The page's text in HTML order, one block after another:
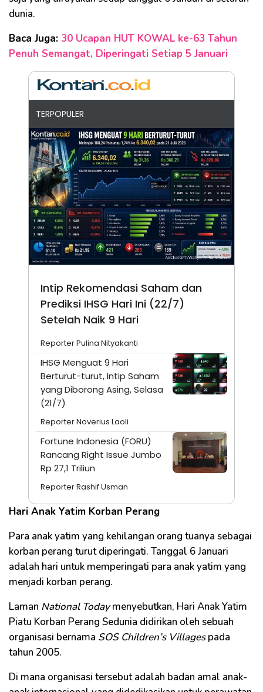
dunia.
Baca Juga: 30 Ucapan HUT KOWAL ke-63 Tahun
Penuh Semangat, Diperingati Setiap 5 Januari
TERPOPULER
Intip Rekomendasi Saham dan
Prediksi IHSG Hari Ini (22/7)
Setelah Naik 9 Hari
Reporter Pulina Nityakanti
IHSG Menguat 9 Hari
Berturut-turut, Intip Saham
yang Diborong Asing, Selasa
(21/7)
Reporter Noverius Laoli
Fortune Indonesia (FORU)
Rancang Right Issue Jumbo
Rp 27,1 Triliun
Reporter Rashif Usman
Hari Anak Yatim Korban Perang
Para anak yatim yang kehilangan orang tuanya sebagai
korban perang turut diperingati. Tanggal 6 Januari
adalah hari untuk memperingati para anak yatim yang
menjadi korban perang.
Laman National Todaymenyebutkan, Hari Anak Yatim
Piatu Korban Perang Sedunia didirikan oleh sebuah
organisasi bernama SOS Children’s Villagespada
tahun 2005.
Di mana organisasi tersebut adalah badan amal anak-